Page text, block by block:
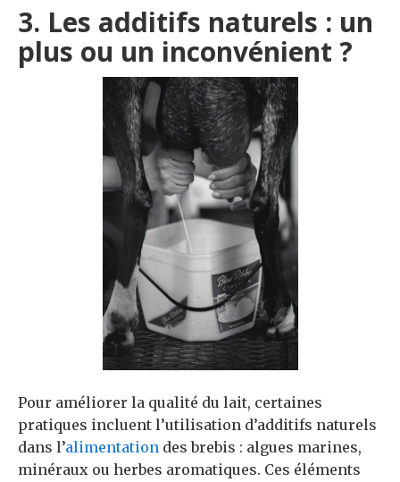
3. Les additifs naturels : un
plus ou un inconvénient ?
Pour améliorer la qualité du lait, certaines
pratiques incluent l’utilisation d’additifs naturels
dans l’alimentation des brebis : algues marines,
minéraux ou herbes aromatiques. Ces éléments